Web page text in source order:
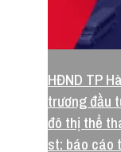
HĐND TP
trương đầu
đô thị thể
st: báo cáo